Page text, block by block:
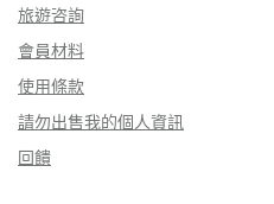
旅遊咨詢
會員材料
使用條款
請勿出售我的個人資訊
回饋